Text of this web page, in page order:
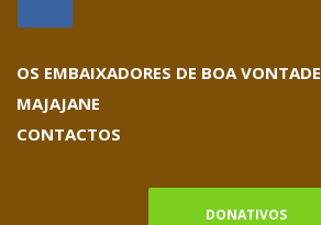
OS EMBAIXADORES DE BOA VONTADE
MAJAJANE
CONTACTOS
DONATIVOS